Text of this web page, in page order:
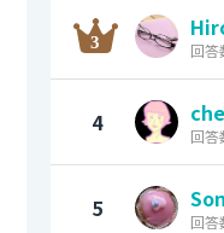
回答
4 回答
5 回答